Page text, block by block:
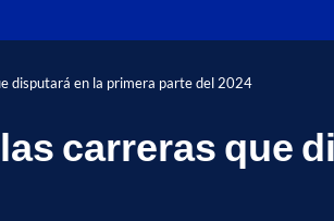
disputará en la primera parte del 2024
carreras que